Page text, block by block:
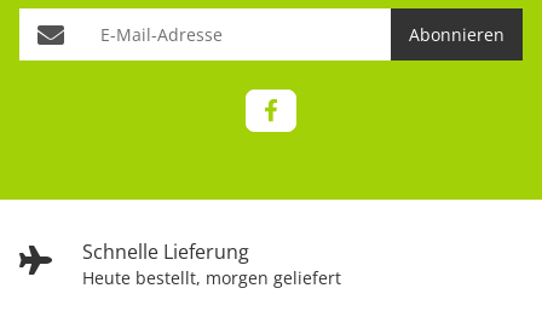
Schnelle Lieferung
Heute bestellt, morgen geliefert
Abonnieren